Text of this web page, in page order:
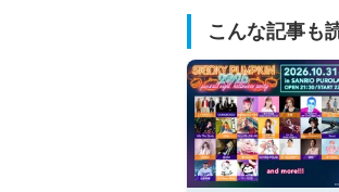
こんな記事も